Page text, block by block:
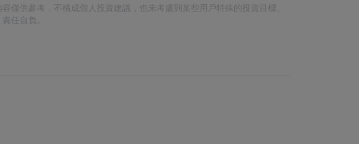
僅供參考，不構成個人投資建議，也未考慮到某些用戶特殊的投資目標、
任自負。